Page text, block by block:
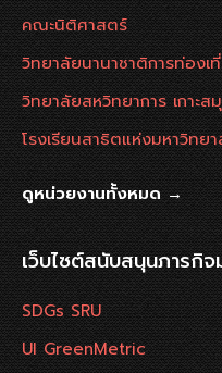
คณะนิติศาสตร์
วิทยาลัยนานาชาติการท่องเ
วิทยาลัยสหวิทยาการ เกาะส
โรงเรียนสาธิตแห่งมหาวิทย
ดูหน่วยงานทั้งหมด →
เว็บไซต์สนับสนุนภารกิ
SDGs SRU
UI GreenMetric